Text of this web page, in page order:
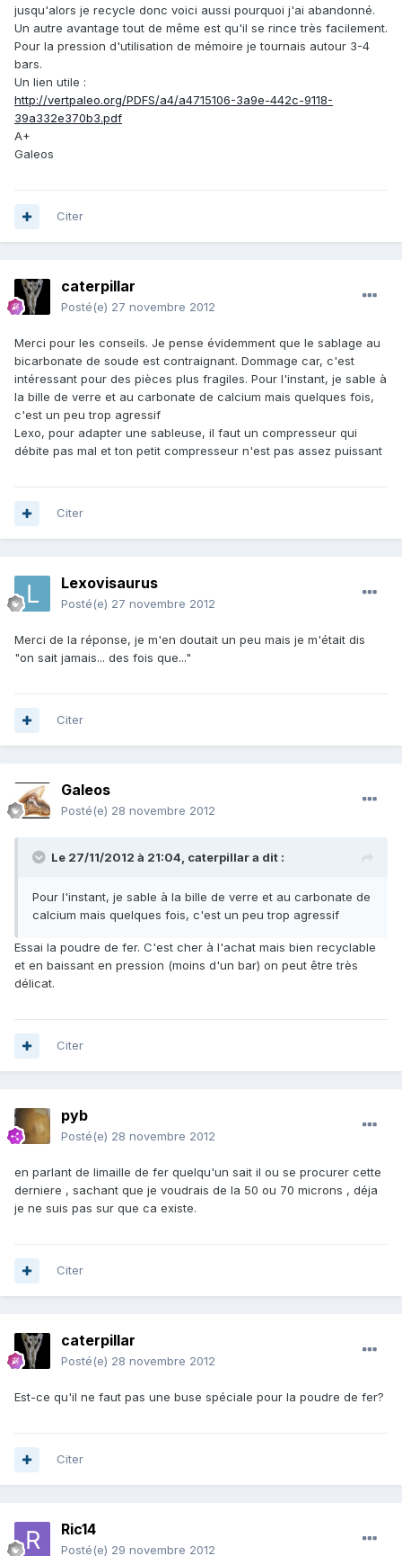
jusqu'alors je recycle donc voici aussi pourquoi j'ai abandonné.
Un autre avantage tout de même est qu'il se rince très facilement.
Pour la pression d'utilisation de mémoire je tournais autour 3-4
bars.
Un lien utile :
http://vertpaleo.org/PDFS/a4/a4715106-3a9e-442c-9118-
39a332e370b3.pdf
A+
Galeos
Citer
caterpillar
Posté(e) 27 novembre 2012
Merci pour les conseils. Je pense évidemment que le sablage au
bicarbonate de soude est contraignant. Dommage car, c'est
intéressant pour des pièces plus fragiles. Pour l'instant, je sable à
la bille de verre et au carbonate de calcium mais quelques fois,
c'est un peu trop agressif
Lexo, pour adapter une sableuse, il faut un compresseur qui
débite pas mal et ton petit compresseur n'est pas assez puissant
Citer
Lexovisaurus
Posté(e) 27 novembre 2012
Merci de la réponse, je m'en doutait un peu mais je m'était dis
"on sait jamais... des fois que..."
Citer
Galeos
Posté(e) 28 novembre 2012
Le 27/11/2012 à 21:04, caterpillar a dit :
Pour l'instant, je sable à la bille de verre et au carbonate de
calcium mais quelques fois, c'est un peu trop agressif
Essai la poudre de fer. C'est cher à l'achat mais bien recyclable
et en baissant en pression (moins d'un bar) on peut être très
délicat.
Citer
pyb
Posté(e) 28 novembre 2012
en parlant de limaille de fer quelqu'un sait il ou se procurer cette
derniere , sachant que je voudrais de la 50 ou 70 microns , déja
je ne suis pas sur que ca existe.
Citer
caterpillar
Posté(e) 28 novembre 2012
Est-ce qu'il ne faut pas une buse spéciale pour la poudre de fer?
Citer
Ric14
Posté(e) 29 novembre 2012